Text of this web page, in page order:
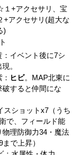
+アクセサリ、宝
アクセサリ(超大な
)
：イベント後に7シ
。
ヒビ。MAP北東に
破すると仲間にな
スショットx7（うち
で、フィールド能
物理防御力34・魔法
で上昇）